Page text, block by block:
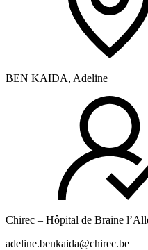
BEN KAIDA, Adeline
Chirec – Hôpital de Braine
adeline.benkaida@chirec.be